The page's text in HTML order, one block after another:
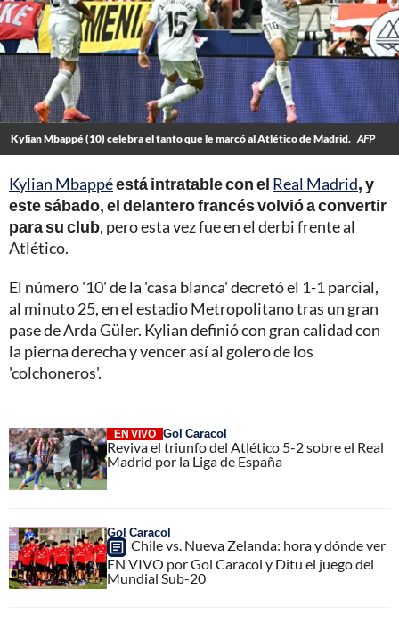
Kylian Mbappé (10) celebra el tanto que le marcó al Atlético de Madrid. AFP
Kylian Mbappéestá intratable con el Real Madrid, y
este sábado, el delantero francés volvió a convertir
para su club, pero esta vez fue en el derbi frente al
Atlético.
El número '10' de la 'casa blanca' decretó el 1-1 parcial,
al minuto 25, en el estadio Metropolitano tras un gran
pase de Arda Güler. Kylian definió con gran calidad con
la pierna derecha y vencer así al golero de los
'colchoneros'.
EN VIVO Gol Caracol
Reviva el triunfo del Atlético 5-2 sobre el Real
Madrid por la Liga de España
Gol Caracol
Chile vs. Nueva Zelanda: hora y dónde ver
EN VIVO por Gol Caracol y Ditu el juego del
Mundial Sub-20